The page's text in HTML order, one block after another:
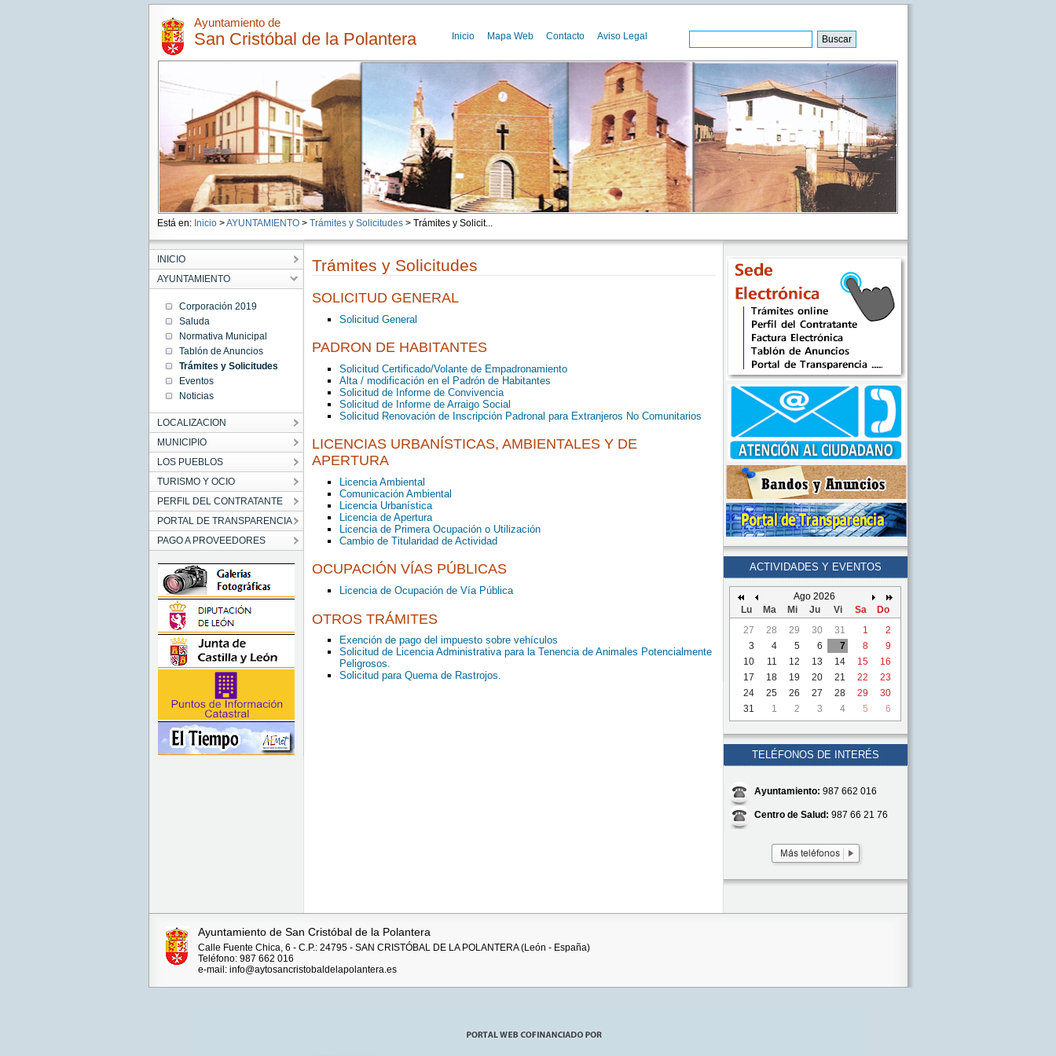
Ayuntamiento de
San Cristóbal de la Polantera Inicio Mapa Web Contacto Aviso Legal
Está en: Inicio >AYUNTAMIENTO> Trámites y Solicitudes> Trámites y Solicit...
INICIO
AYUNTAMIENTO
Corporación 2019
Saluda
Normativa Municipal
Tablón de Anuncios
Trámites y Solicitudes
Eventos
Noticias
LOCALIZACION
MUNICIPIO
LOS PUEBLOS
TURISMO Y OCIO
PERFIL DEL CONTRATANTE
PORTAL DE TRANSPARENCIA
PAGO A PROVEEDORES
Trámites y Solicitudes
SOLICITUD GENERAL
Solicitud General
PADRON DE HABITANTES
Solicitud Certificado/Volante de Empadronamiento
Alta / modificación en el Padrón de Habitantes
Solicitud de Informe de Convivencia
Solicitud de Informe de Arraigo Social
Solicitud Renovación de Inscripción Padronal para Extranjeros No Comunitarios
LICENCIAS URBANÍSTICAS, AMBIENTALES Y DE
APERTURA
Licencia Ambiental
Comunicación Ambiental
Licencia Urbanística
Licencia de Apertura
Licencia de Primera Ocupación o Utilización
Cambio de Titularidad de Actividad
OCUPACIÓN VÍAS PÚBLICAS
Licencia de Ocupación de Vía Pública
OTROS TRÁMITES
Exención de pago del impuesto sobre vehículos
Solicitud de Licencia Administrativa para la Tenencia de Animales Potencialmente
Peligrosos.
Solicitud para Quema de Rastrojos.
ACTIVIDADES Y EVENTOS
Ago 2026
Lu
Ma Mi Ju Vi Sa
Do
27
28 29 30 31 1
2
3
4 5 6 7 8
9
10
11 12 13 14 15
16
17
18 19 20 21 22
23
24
25 26 27 28 29
30
31
1 2 3 4 5 6
TELÉFONOS DE INTERÉS
Ayuntamiento: 987 662 016
Centro de Salud: 987 66 21 76
Ayuntamiento de San Cristóbal de la Polantera
Calle Fuente Chica, 6 - C.P.: 24795 - SAN CRISTÓBAL DE LA POLANTERA (León - España)
Teléfono: 987 662 016
e-mail: info@aytosancristobaldelapolantera.es